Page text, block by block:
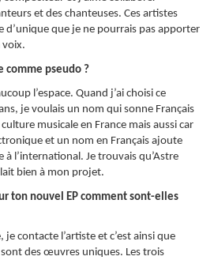
et des chanteuses. Ces artistes
d’unique que je ne pourrais pas apporter
voix.
comme pseudo ?
l’espace. Quand j’ai choisi ce
je voulais un nom qui sonne Français
musicale en France mais aussi car
et un nom en Français ajoute
l’international. Je trouvais qu’Astre
bien à mon projet.
ton nouvel EP comment sont-elles
contacte l’artiste et c’est ainsi que
des œuvres uniques. Les trois